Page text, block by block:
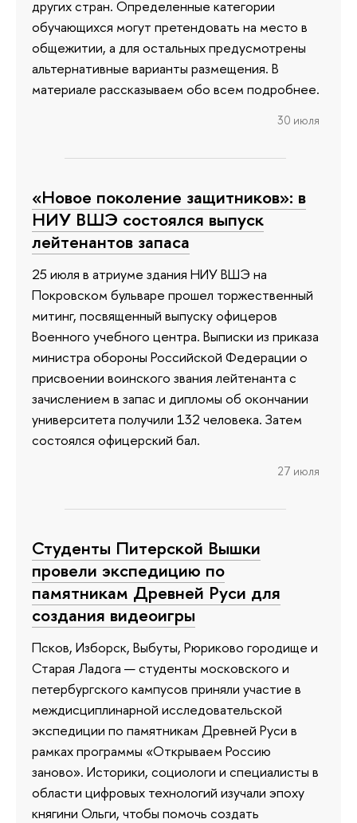
других стран. Определенные категории
обучающихся могут претендовать на место в
общежитии, а для остальных предусмотрены
альтернативные варианты размещения. В
материале рассказываем обо всем подробнее.
30 июля
«Новое поколение защитников»: в
НИУ ВШЭ состоялся выпуск
лейтенантов запаса
25 июля в атриуме здания НИУ ВШЭ на
Покровском бульваре прошел торжественный
митинг, посвященный выпуску офицеров
Военного учебного центра. Выписки из приказа
министра обороны Российской Федерации о
присвоении воинского звания лейтенанта с
зачислением в запас и дипломы об окончании
университета получили 132 человека. Затем
состоялся офицерский бал.
27 июля
Студенты Питерской Вышки
провели экспедицию по
памятникам Древней Руси для
создания видеоигры
Псков, Изборск, Выбуты, Рюриково городище и
Старая Ладога — студенты московского и
петербургского кампусов приняли участие в
междисциплинарной исследовательской
экспедиции по памятникам Древней Руси в
рамках программы «Открываем Россию
заново». Историки, социологи и специалисты в
области цифровых технологий изучали эпоху
княгини Ольги, чтобы помочь создать